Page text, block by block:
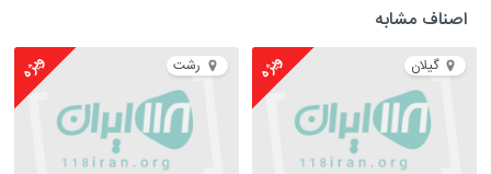
اصناف مشابه
گیلان ویژه رشت ویژه